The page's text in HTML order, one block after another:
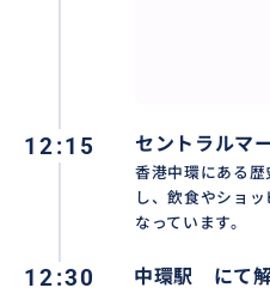
12:15 セントラルマ
香港中環にある歴
し、飲食やショ
なっています。
12:30 中環駅 にて